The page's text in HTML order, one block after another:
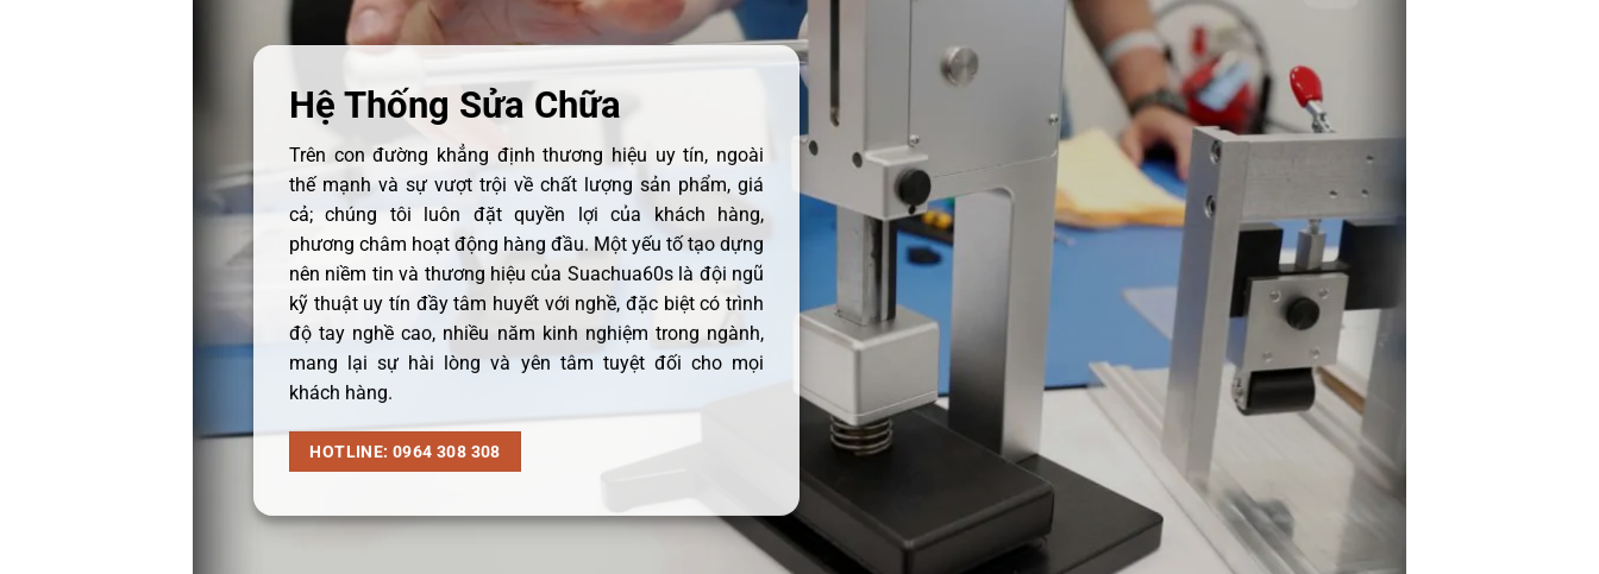
Hệ Thống Sửa Chữa
Trên con đường khẳng định thương hiệu uy tín, ngoài
thế mạnh và sự vượt trội về chất lượng sản phẩm, giá
cả; chúng tôi luôn đặt quyền lợi của khách hàng,
phương châm hoạt động hàng đầu. Một yếu tố tạo dựng
nên niềm tin và thương hiệu của Suachua60s là đội ngũ
kỹ thuật uy tín đầy tâm huyết với nghề, đặc biệt có trình
độ tay nghề cao, nhiều năm kinh nghiệm trong ngành,
mang lại sự hài lòng và yên tâm tuyệt đối cho mọi
khách hàng.
HOTLINE: 0964 308 308